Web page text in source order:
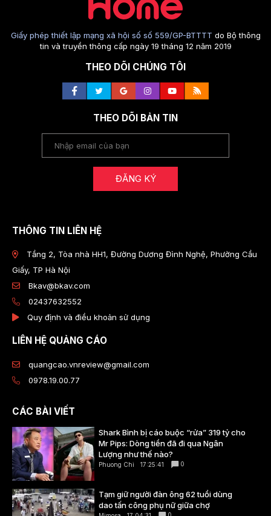
Giấy phép thiết lập mạng xã hội số số 559/GP-BTTTT do Bộ thông
tin và truyền thông cấp ngày 19 tháng 12 năm 2019
THEO DÕI CHÚNG TÔI
THEO DÕI BẢN TIN
ĐĂNG KÝ
THÔNG TIN LIÊN HỆ
Tầng 2, Tòa nhà HH1, Đường Dương Đình Nghệ, Phường Cầu
Giấy, TP Hà Nội
Bkav@bkav.com
02437632552
Quy định và điều khoản sử dụng
LIÊN HỆ QUẢNG CÁO
quangcao.vnreview@gmail.com
0978.19.00.77
CÁC BÀI VIẾT
Shark Bình bị cáo buộc “rửa” 319 tỷ cho
Mr Pips: Dòng tiền đã đi qua Ngân
Lượng như thế nào?
Phuong Chi 17:25:41 0
Tạm giữ người đàn ông 62 tuổi dùng
dao tấn công phụ nữ giữa chợ